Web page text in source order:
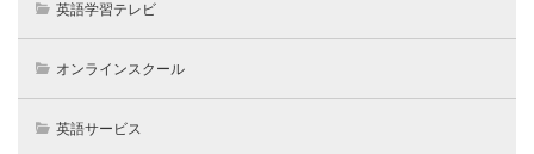
英語学習テレビ
オンラインスクール
英語サービス